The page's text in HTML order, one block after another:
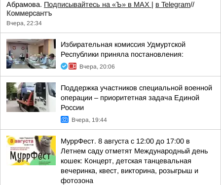
Абрамова. Подписывайтесь на «Ъ» в MAX | в Telegram//
Коммерсантъ
Вчера, 22:34
Избирательная комиссия Удмуртской
Республики приняла постановления:
Вчера, 20:06
Поддержка участников специальной военной
операции – приоритетная задача Единой
России
Вчера, 19:44
МуррФест. 8 августа с 12:00 до 17:00 в
Летнем саду отметят Международный день
кошек: Концерт, детская танцевальная
вечеринка, квест, викторина, розыгрыш и
фотозона